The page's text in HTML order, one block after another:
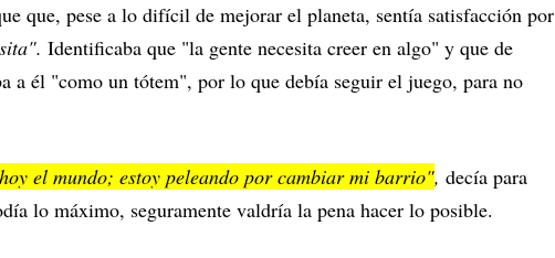
que, pese a lo difícil de mejorar el planeta, sentía satisfacción por
Identificaba que "la gente necesita creer en algo" y que de
a él "como un tótem", por lo que debía seguir el juego, para no
el mundo; estoy peleando por cambiar mi barrio", decía para
lo máximo, seguramente valdría la pena hacer lo posible.